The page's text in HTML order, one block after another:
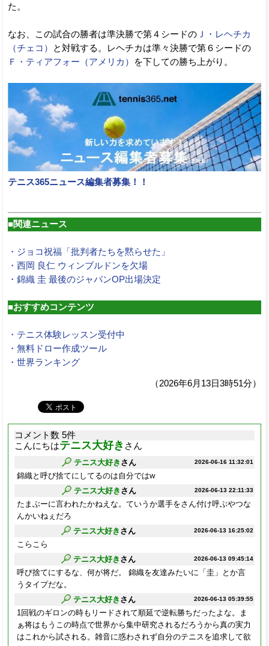
た。
なお、この試合の勝者は準決勝で第４シードの Ｊ・レヘチカ
（チェコ）
と対戦する。レヘチカは準々決勝で第６シードの
Ｆ・ティアフォー（アメリカ）
を下しての勝ち上がり。
テニス365ニュース編集者募集！！
■関連ニュース
・ジョコ祝福「批判者たちを黙らせた」
・西岡 良仁 ウィンブルドンを欠場
・錦織 圭 最後のジャパンOP出場決定
■おすすめコンテンツ
・テニス体験レッスン受付中
・無料ドロー作成ツール
・世界ランキング
（2026年6月13日3時51分）
コメント数 5件
こんにちはテニス大好き さん
2026-06-16 11:32:01
テニス大好き さん
錦織と呼び捨てにしてるのは自分ではw
2026-06-13 22:11:33
テニス大好き さん
たまぶーに言われたかねえな。ていうか選手をさん付け呼ぶやつな
んかいねぇだろ
2026-06-13 16:25:02
テニス大好き さん
こらこら
2026-06-13 09:45:14
テニス大好き さん
呼び捨てにするな、何が将だ。 錦織を友達みたいに「圭」とか言
うタイプだな。
2026-06-13 05:39:55
テニス大好き さん
1回戦のギロンの時もリードされて順延で逆転勝ちだったよな。ま
ぁ将はもうこの時点で世界から集中研究されるだろうから真の実力
はこれから試される。雑音に惑わされず自分のテニスを追求して欲